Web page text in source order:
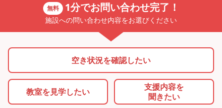
無料 1分でお問い合わせ完了！
施設への問い合わせ内容をお選びください
空き状況を確認したい
教室を見学したい
支援内容を
聞きたい